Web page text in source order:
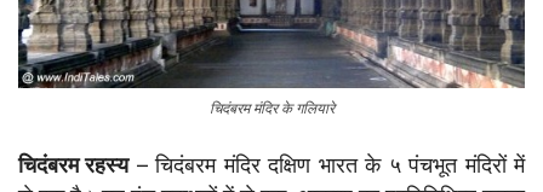
चिदंबरम मंदिर के गलियारे
चिदंबरम रहस्य– चिदंबरम मंदिर दक्षिण भारत के ५ पंचभूत मंदिरों में